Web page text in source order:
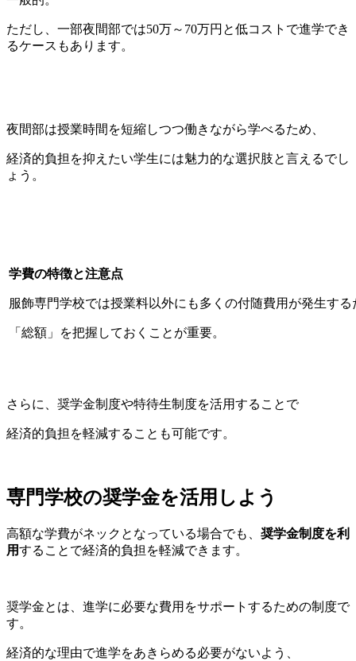
ただし、一部夜間部では50万～70万円と低コストで進学でき
るケースもあります。
夜間部は授業時間を短縮しつつ働きながら学べるため、
経済的負担を抑えたい学生には魅力的な選択肢と言えるでし
ょう。
学費の特徴と注意点
服飾専門学校では授業料以外にも多くの付随費用が発生する
「総額」を把握しておくことが重要。
さらに、奨学金制度や特待生制度を活用することで
経済的負担を軽減することも可能です。
専門学校の奨学金を活用しよう
高額な学費がネックとなっている場合でも、 奨学金制度を利
用することで経済的負担を軽減できます。
奨学金とは、進学に必要な費用をサポートするための制度で
す。
経済的な理由で進学をあきらめる必要がないよう、